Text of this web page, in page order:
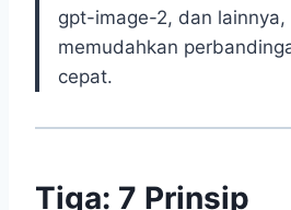
gpt-image-2, dan lainnya,
memudahkan
cepat.
Tiga: 7 Prinsip